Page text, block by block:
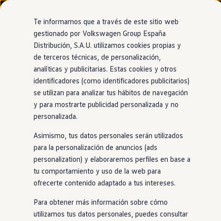
Ir
directamente
al contenido
Ir
directamente
al pie de
página
Nuevo ID. Cross
Vehículos Comerciales
Compra y ofertas
Volkswagen nuevo en stock
Volkswagen de ocasión
Financiación
My Renting
My Way
Seguros
Empresas
Autoescuelas
Eléctricos e híbridos
Más sobre híbridos
Plan Auto +
Etiquetas DGT
Simulador de autonomía, carga y ahorro
Carga y autonomía
Soluciones de carga
Tarifas de carga
Carga en casa
Modos de carga
Information
Fundas para
neumáticos
El juego de fundas para neumáticos de cuatro piezas
garantiza un transporte seguro y un correcto
almacenamiento. Vienen con bolsillos exteriores separados
para guardar los tornillos de las ruedas. El etiquetado de la
bolsa facilita la clasificación de las ruedas.
Te informamos que a través de este sitio web
gestionado por Volkswagen Group España
Distribución, S.A.U. utilizamos cookies propias y
de terceros técnicas, de personalización,
analíticas y publicitarias. Estas cookies y otros
identificadores (como identificadores publicitarios)
se utilizan para analizar tus hábitos de navegación
y para mostrarte publicidad personalizada y no
personalizada.
Asimismo, tus datos personales serán utilizados
para la personalización de anuncios (ads
personalization) y elaboraremos perfiles en base a
tu comportamiento y uso de la web para
ofrecerte contenido adaptado a tus intereses.
Para obtener más información sobre cómo
utilizamos tus datos personales, puedes consultar